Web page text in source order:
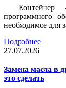
программного
необходимое для
Подробнее
27.07.2026
Замена масла в
это сделать